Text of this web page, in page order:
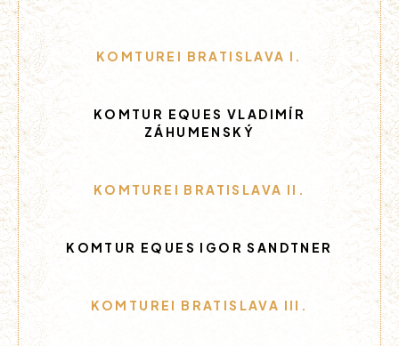
KOMTUREI BRATISLAVA I.
KOMTUR EQUES VLADIMÍR
ZÁHUMENSKÝ
KOMTUREI BRATISLAVA II.
KOMTUR EQUES IGOR SANDTNER
KOMTUREI BRATISLAVA III.